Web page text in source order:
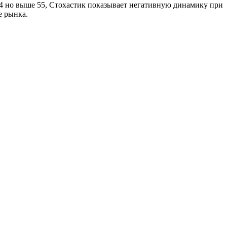
но выше 55, Стохастик показывает негативную динамику при
рынка.